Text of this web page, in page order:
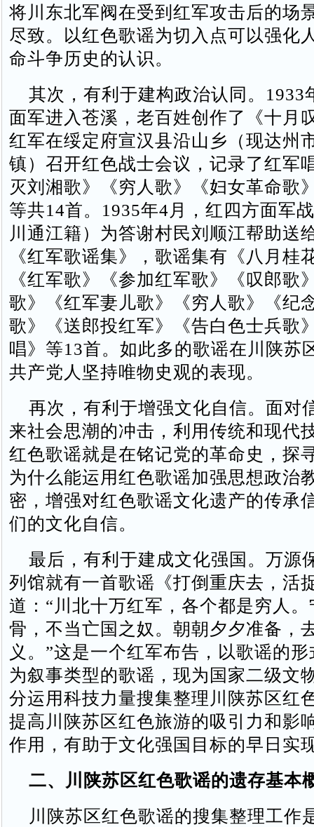
将川东北军阀在受到红军攻击后的场
尽致。以红色歌谣为切入点可以强化
命斗争历史的认识。
其次，有利于建构政治认同。1933
面军进入苍溪，老百姓创作了《十月
红军在绥定府宣汉县沿山乡（现达州
镇）召开红色战士会议，记录了红军
灭刘湘歌》《穷人歌》《妇女革命歌
等共14首。1935年4月，红四方面军
川通江籍）为答谢村民刘顺江帮助送
《红军歌谣集》，歌谣集有《八月桂
《红军歌》《参加红军歌》《叹郎歌
歌》《红军妻儿歌》《穷人歌》《纪
歌》《送郎投红军》《告白色士兵歌
唱》等13首。如此多的歌谣在川陕苏
共产党人坚持唯物史观的表现。
再次，有利于增强文化自信。面对
来社会思潮的冲击，利用传统和现代
红色歌谣就是在铭记党的革命史，探
为什么能运用红色歌谣加强思想政治
密，增强对红色歌谣文化遗产的传承
们的文化自信。
最后，有利于建成文化强国。万源
列馆就有一首歌谣《打倒重庆去，活
道：“川北十万红军，各个都是穷人
骨，不当亡国之奴。朝朝夕夕准备，
义。”这是一个红军布告，以歌谣的
为叙事类型的歌谣，现为国家二级文
分运用科技力量搜集整理川陕苏区红
提高川陕苏区红色旅游的吸引力和影
作用，有助于文化强国目标的早日实
二、川陕苏区红色歌谣的遗存基本
川陕苏区红色歌谣的搜集整理工作